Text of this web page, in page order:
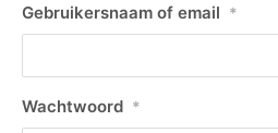
Gebruikersnaam of email *
Wachtwoord *